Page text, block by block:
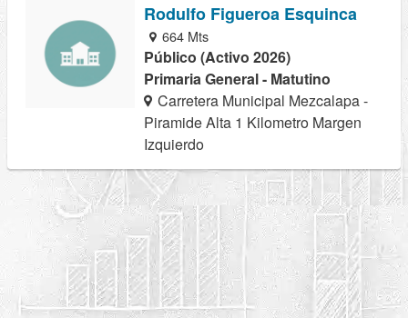
Rodulfo Figueroa Esquinca
664 Mts
Público (Activo 2026)
Primaria General - Matutino
Carretera Municipal Mezcalapa -
Piramide Alta 1 Kilometro Margen
Izquierdo